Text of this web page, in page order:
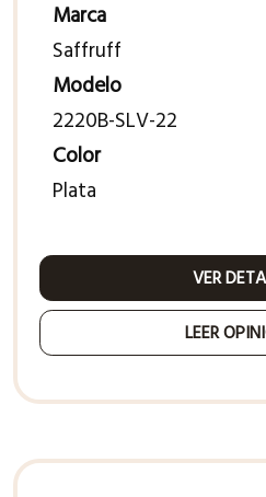
Marca
Saffruff
Modelo
2220B-SLV-22
Color
Plata
VER
LEER